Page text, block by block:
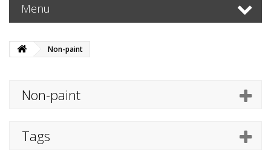
Menu
Non-paint
Non-paint
Tags